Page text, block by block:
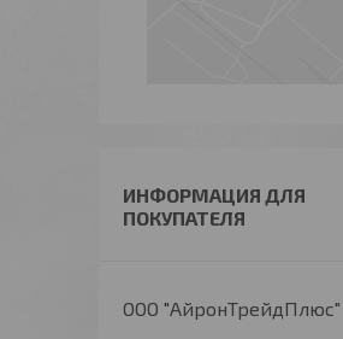
ИНФОРМАЦИЯ ДЛЯ
ПОКУПАТЕЛЯ
ООО "АйронТрейдПлюс"